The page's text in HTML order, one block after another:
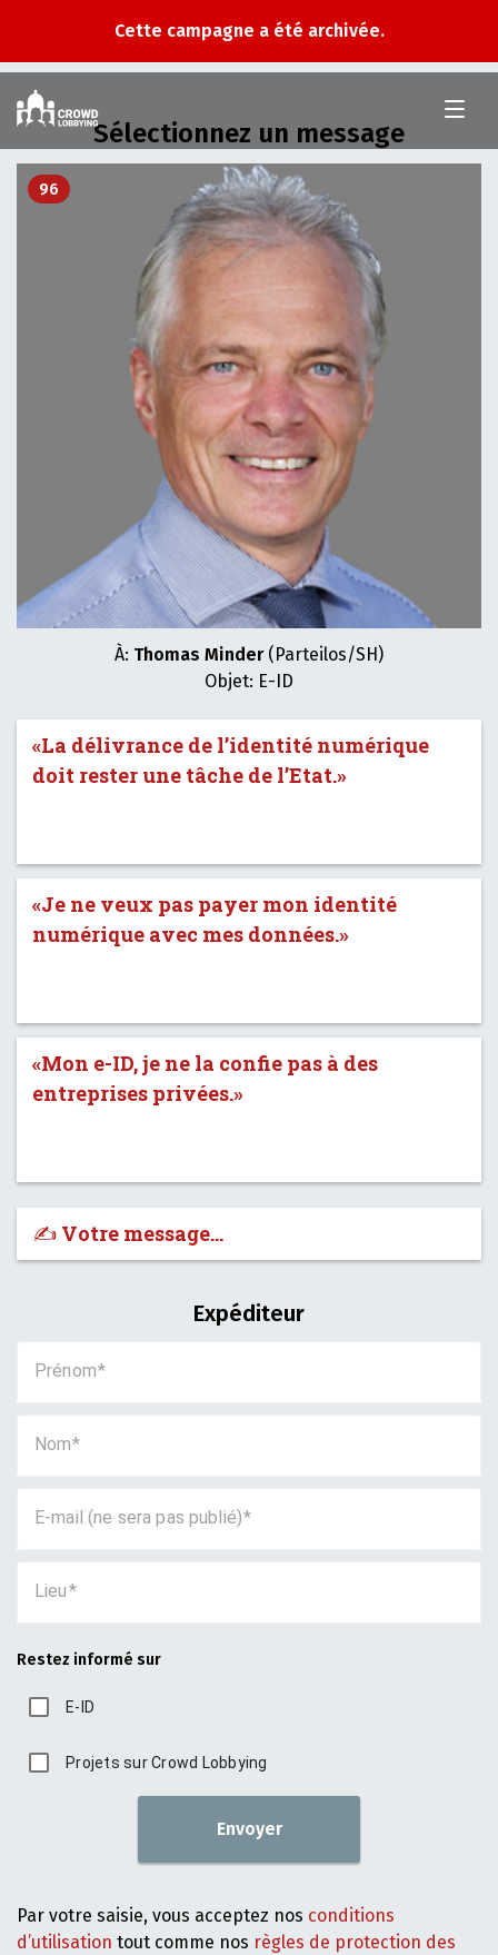
Cette campagne a été archivée.
Sélectionnez un message
96
À: Thomas Minder(Parteilos/SH)
Objet: E-ID
«La délivrance de l’identité numérique
doit rester une tâche de l’Etat.»
«Je ne veux pas payer mon identité
numérique avec mes données.»
«Mon e-ID, je ne la confie pas à des
entreprises privées.»
✍️ Votre message…
Expéditeur
Prénom
Nom
E-mail (ne sera pas publié)
Lieu
Restez informé sur
E-ID
Projets sur Crowd Lobbying
Envoyer
Par votre saisie, vous acceptez nos conditions
d’utilisation tout comme nos règles de protection des